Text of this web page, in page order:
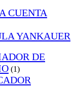
CUENTA
YANKAUER
DE
(1)